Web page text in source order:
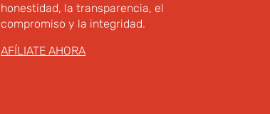
honestidad, la transparencia, el
compromiso y la integridad.
AFÍLIATE AHORA